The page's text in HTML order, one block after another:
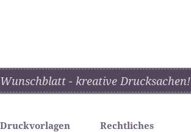
Wunschblatt - kreative Drucksachen!
Druckvorlagen Rechtliches